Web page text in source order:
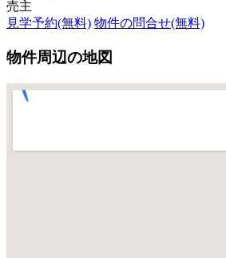
売主
見学予約(無料) 物件の問合せ(無料)
物件周辺の地図